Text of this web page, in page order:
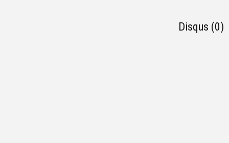
Disqus (0)